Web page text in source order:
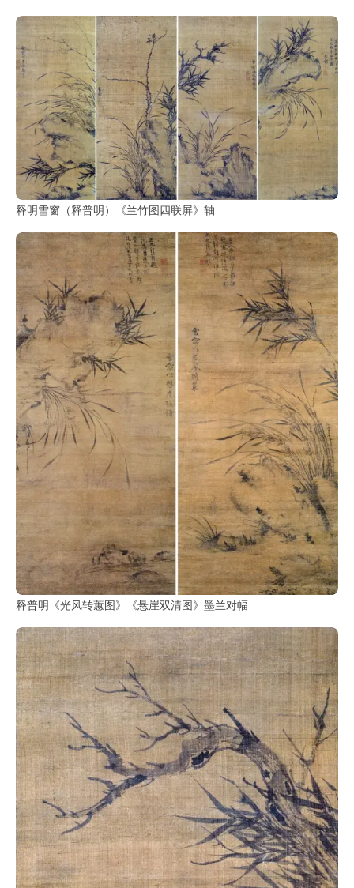
释明雪窗（释普明）《兰竹图四联屏》轴
释普明《光风转蕙图》《悬崖双清图》墨兰对幅
法
字
组
连
带
量
书
法
字
库
篆
刻
印
鉴
查
询